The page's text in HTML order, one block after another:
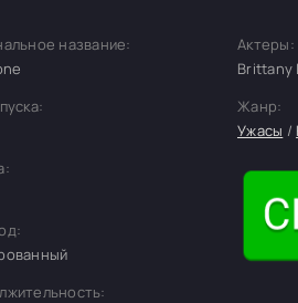
название:
Актеры:
Brittany
Жанр:
Ужасы /